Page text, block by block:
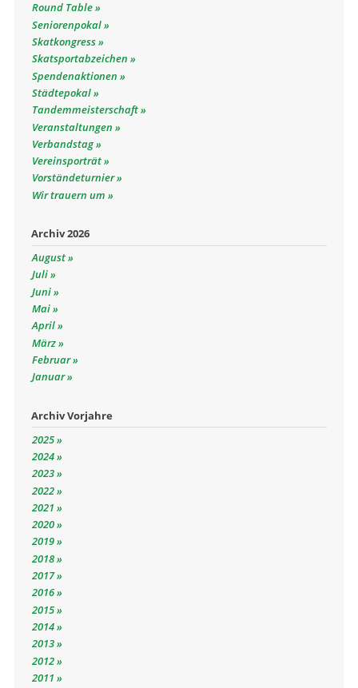
Round Table
Seniorenpokal
Skatkongress
Skatsportabzeichen
Spendenaktionen
Städtepokal
Tandemmeisterschaft
Veranstaltungen
Verbandstag
Vereinsporträt
Vorständeturnier
Wir trauern um
Archiv 2026
August
Juli
Juni
Mai
April
März
Februar
Januar
Archiv Vorjahre
2025
2024
2023
2022
2021
2020
2019
2018
2017
2016
2015
2014
2013
2012
2011